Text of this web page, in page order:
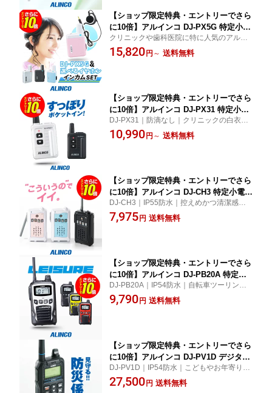
【ショップ限定特典・エントリーでさら
に10倍】アルインコ DJ-PX5G 特定小電
力 トランシーバー インカム セット (+
純正イヤホン) 業務用 無線機 小型 | ALI
クリニックや歯科医院に特に人気のアルイ
ンコの超小型シリーズモデル「DJ-PX5G」
とイヤホンをセット価格にしました。イヤ
15,820 円 ～ 送料無料
【ショップ限定特典・エントリーでさら
に10倍】アルインコ DJ-PX31 特定小電
力 トランシーバー / 免許不要 インカム
小型 DJ-PX31B DJ-PX31S
DJ-PX31｜防滴なし｜クリニックの白衣ポ
ケットにスッポリ入るコンパクトさ！薄
型・軽量・超小型のトランシーバーです。
10,990 円 ～ 送料無料
【ショップ限定特典・エントリーでさら
に10倍】アルインコ DJ-CH3 特定小電力
トランシーバー / 免許不要 インカム DJ-
CH3B DJ-CH3P DJ-CH3A
DJ-CH3｜IP55防水｜控えめかつ清潔感の
あるホワイトボディなのに安い！廉価版イ
ンカム・トランシーバーです。
7,975 円 送料無料
【ショップ限定特典・エントリーでさら
に10倍】アルインコ DJ-PB20A 特定小
電力 トランシーバー / 無線機 免許不要
インカム DJ-PB20BA DJ-PB20RA DJ-P
DJ-PB20A｜IP54防水｜自転車ツーリング
やアウトドアレジャーはもちろん、飲食店
などの業務にもオススメ！ DJ-PA20後継
9,790 円 送料無料
【ショップ限定特典・エントリーでさら
に10倍】アルインコ DJ-PV1D デジタル
小電力コミュニティ無線 / 免許不要 デ
ジコミトランシーバー インカム 500mW
DJ-PV1D｜IP54防水｜こどもやお年寄りの
見守りにも活用できる免許・登録不要の15
0MHz帯無線機です。FMラジオ受信機能で
27,500 円 送料無料